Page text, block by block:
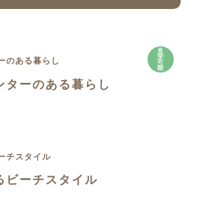
見
学
可
能
ターのある暮らし
ビーチスタイル